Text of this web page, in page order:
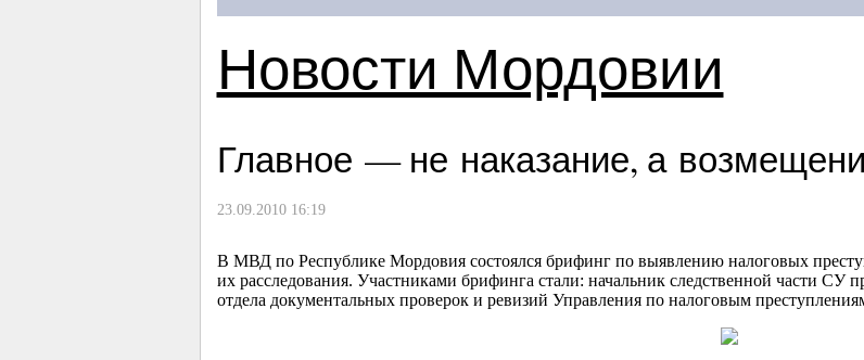
Новости Мордовии
Главное — не наказание, а
23.09.2010 16:19
В МВД по Республике Мордовия состоялся брифинг по выявлению налоговых
их расследования. Участниками брифинга стали: начальник следственной части
отдела документальных проверок и ревизий Управления по налоговым